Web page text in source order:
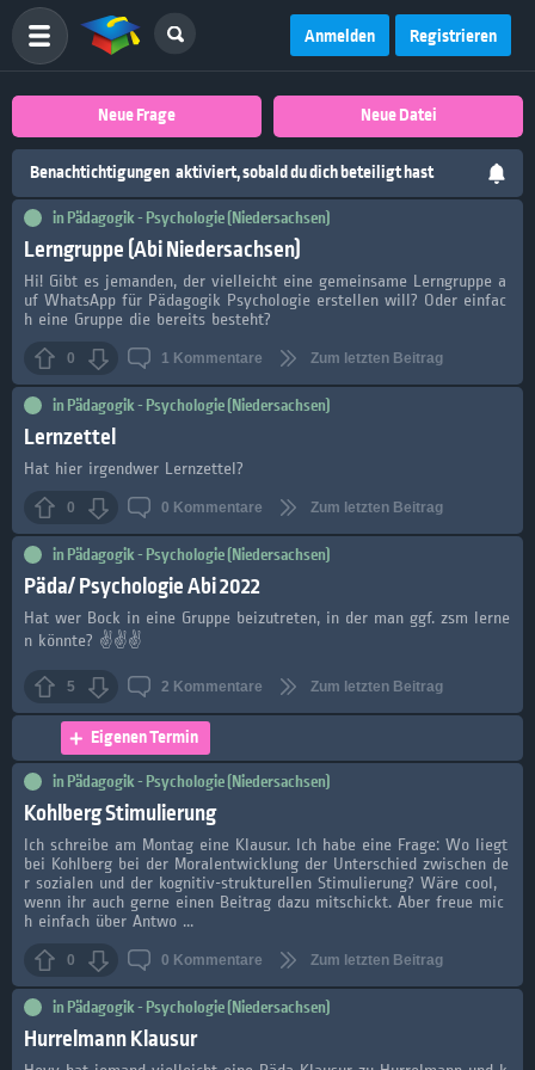
Anmelden Registrieren
Neue Frage Neue Datei
Benachtichtigungen aktiviert, sobald du dich beteiligt hast
in Pädagogik - Psychologie (Niedersachsen)
Lerngruppe (Abi Niedersachsen)
Hi! Gibt es jemanden, der vielleicht eine gemeinsame Lerngruppe a
uf WhatsApp für Pädagogik Psychologie erstellen will? Oder einfac
h eine Gruppe die bereits besteht?
0 1 Kommentare Zum letzten Beitrag
in Pädagogik - Psychologie (Niedersachsen)
Lernzettel
Hat hier irgendwer Lernzettel?
0 0 Kommentare Zum letzten Beitrag
in Pädagogik - Psychologie (Niedersachsen)
Päda/ Psychologie Abi 2022
Hat wer Bock in eine Gruppe beizutreten, in der man ggf. zsm lerne
n könnte? ✌️✌️✌️
5 2 Kommentare Zum letzten Beitrag
Eigenen Termin
in Pädagogik - Psychologie (Niedersachsen)
Kohlberg Stimulierung
Ich schreibe am Montag eine Klausur. Ich habe eine Frage: Wo liegt
bei Kohlberg bei der Moralentwicklung der Unterschied zwischen de
r sozialen und der kognitiv-strukturellen Stimulierung? Wäre cool,
wenn ihr auch gerne einen Beitrag dazu mitschickt. Aber freue mic
h einfach über Antwo ...
0 0 Kommentare Zum letzten Beitrag
in Pädagogik - Psychologie (Niedersachsen)
Hurrelmann Klausur